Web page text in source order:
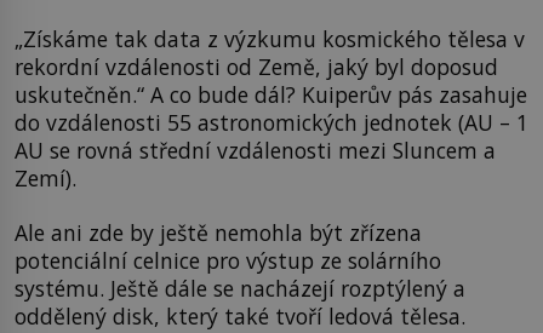
„Získáme tak data z výzkumu kosmického tělesa v
rekordní vzdálenosti od Země, jaký byl doposud
uskutečněn.“ A co bude dál? Kuiperův pás zasahuje
do vzdálenosti 55 astronomických jednotek (AU – 1
AU se rovná střední vzdálenosti mezi Sluncem a
Zemí).
Ale ani zde by ještě nemohla být zřízena
potenciální celnice pro výstup ze solárního
systému. Ještě dále se nacházejí rozptýlený a
oddělený disk, který také tvoří ledová tělesa.